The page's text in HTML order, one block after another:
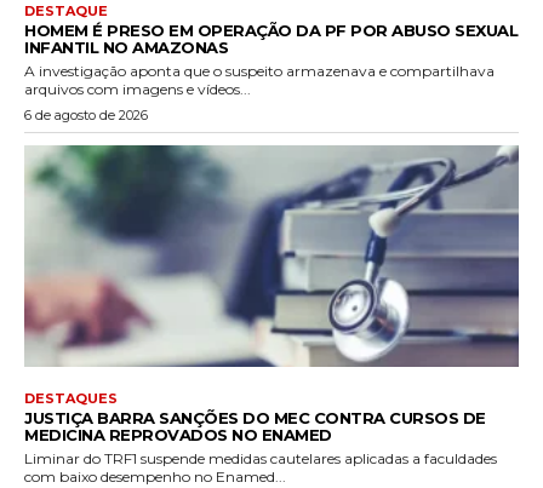
DESTAQUE
HOMEM É PRESO EM OPERAÇÃO DA PF POR ABUSO SEXUAL
INFANTIL NO AMAZONAS
A investigação aponta que o suspeito armazenava e compartilhava
arquivos com imagens e vídeos...
6 de agosto de 2026
DESTAQUES
JUSTIÇA BARRA SANÇÕES DO MEC CONTRA CURSOS DE
MEDICINA REPROVADOS NO ENAMED
Liminar do TRF1 suspende medidas cautelares aplicadas a faculdades
com baixo desempenho no Enamed...